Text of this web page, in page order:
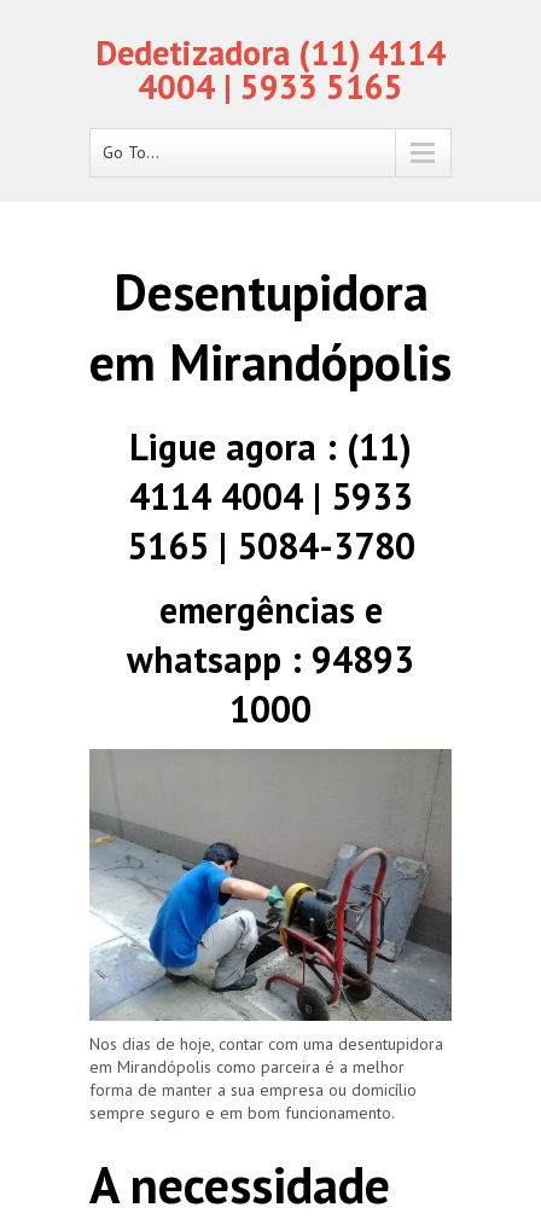
Dedetizadora (11) 4114
4004 | 5933 5165
Go To...
Desentupidora
em Mirandópolis
Ligue agora : (11)
4114 4004 | 5933
5165 | 5084-3780
emergências e
whatsapp : 94893
1000
Nos dias de hoje, contar com uma desentupidora
em Mirandópolis como parceira é a melhor
forma de manter a sua empresa ou domicílio
sempre seguro e em bom funcionamento.
A necessidade